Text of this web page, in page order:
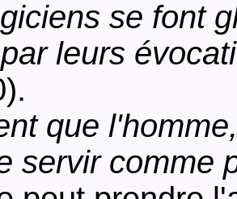
se font
leurs
que
servir comme